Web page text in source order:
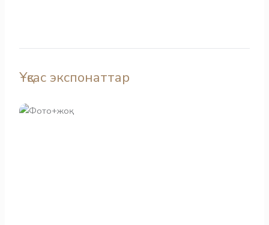
Ұқсас экспонаттар